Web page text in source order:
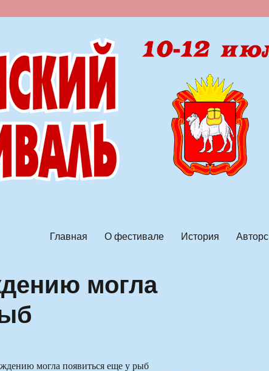
Главная О фестивале История
могла